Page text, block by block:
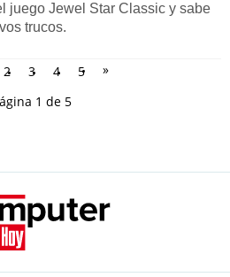
juego Jewel Star Classic y sabe
trucos.
2 3 4 5
»
1 de 5